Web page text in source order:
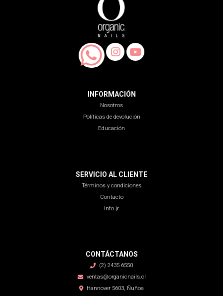
INFORMACIÓN
Nosotros
Políticas de devolución
Educación
SERVICIO AL CLIENTE
Términos y condiciones
Contacto
Info jr
CONTÁCTANOS
(2) 2435 6550
ventas@organicnails.cl
Hannover 5603, Ñuñoa